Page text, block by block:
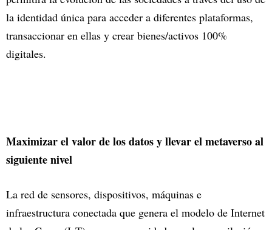
la identidad única para acceder a diferentes plataformas,
transaccionar en ellas y crear bienes/activos 100%
digitales.
Maximizar el valor de los datos y llevar el metaverso al
siguiente nivel
La red de sensores, dispositivos, máquinas e
infraestructura conectada que genera el modelo de Internet